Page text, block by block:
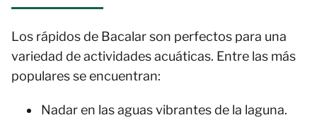
Los rápidos de Bacalar son perfectos para una
variedad de actividades acuáticas. Entre las más
populares se encuentran:
Nadar en las aguas vibrantes de la laguna.